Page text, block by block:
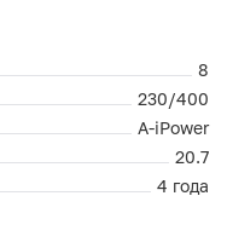
8
230/400
A-iPower
20.7
4 года